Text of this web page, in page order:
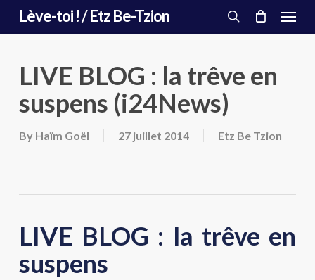
Lève-toi ! / Etz Be-Tzion
search
Menu
LIVE BLOG : la trêve en
suspens (i24News)
By Haïm Goël 27 juillet 2014 Etz Be Tzion
LIVE BLOG : la trêve en
suspens